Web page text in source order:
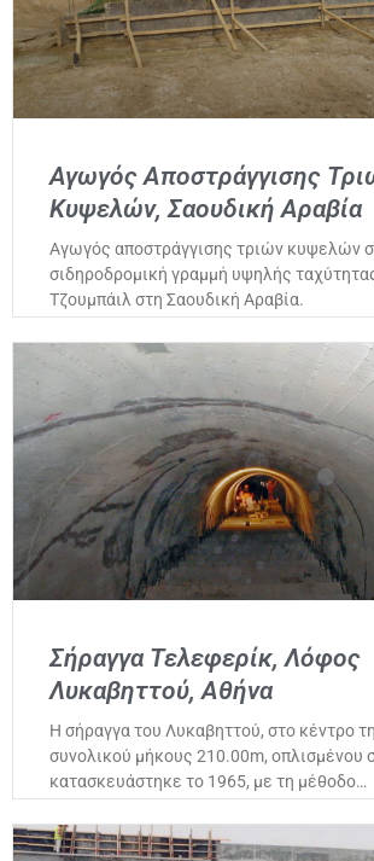
Αγωγός Αποστράγγισης
Κυψελών, Σαουδική Αραβία
Αγωγός αποστράγγισης τριών κυψελών
σιδηροδρομική γραμμή υψηλής
Τζουμπάιλ στη Σαουδική Αραβία.
Σήραγγα Τελεφερίκ, Λόφος
Λυκαβηττού, Αθήνα
Η σήραγγα του Λυκαβηττού, στο κέντρο
συνολικού μήκους 210.00m, οπλισμένου
κατασκευάστηκε το 1965, με τη μέθοδο…